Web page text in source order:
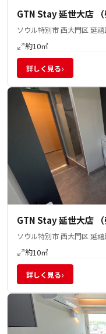
GTN Stay 延世大店 （
ソウル特別市 西大門区 延
約10㎡
詳しく見る›
GTN Stay 延世大店 （
ソウル特別市 西大門区 延
約10㎡
詳しく見る›